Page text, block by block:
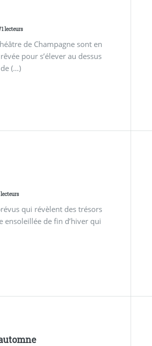
lecteurs
de Champagne sont en
pour s’élever au dessus
(…)
lecteurs
qui révèlent des trésors
ensoleillée de fin d’hiver qui